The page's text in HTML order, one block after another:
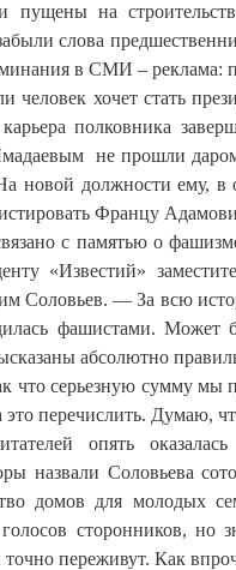
пущены на
слова
в СМИ – реклама:
человек хочет стать
полковника
не прошли
новой должности ему, в
Францу
с памятью о
«Известий»
Соловьев. — За всю
фашистами. Может
абсолютно
что серьезную сумму
это перечислить. Думаю,
опять
назвали Соловьева
домов для молодых
голосов сторонников, но
переживут. Как